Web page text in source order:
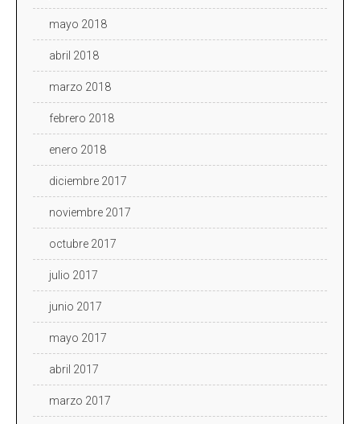
mayo 2018
abril 2018
marzo 2018
febrero 2018
enero 2018
diciembre 2017
noviembre 2017
octubre 2017
julio 2017
junio 2017
mayo 2017
abril 2017
marzo 2017